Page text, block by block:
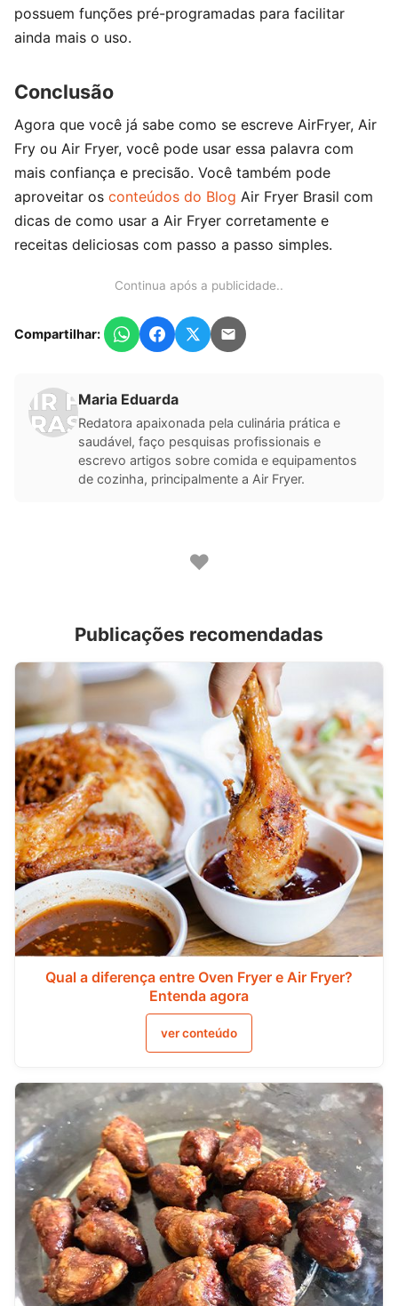
possuem funções pré-programadas para facilitar
ainda mais o uso.
Conclusão
Agora que você já sabe como se escreve AirFryer, Air
Fry ou Air Fryer, você pode usar essa palavra com
mais confiança e precisão. Você também pode
aproveitar os conteúdos do Blog Air Fryer Brasil com
dicas de como usar a Air Fryer corretamente e
receitas deliciosas com passo a passo simples.
Continua após a publicidade..
Compartilhar:
Maria Eduarda
Redatora apaixonada pela culinária prática e
saudável, faço pesquisas profissionais e
escrevo artigos sobre comida e equipamentos
de cozinha, principalmente a Air Fryer.
♥
Publicações recomendadas
Qual a diferença entre Oven Fryer e Air Fryer?
Entenda agora
ver conteúdo